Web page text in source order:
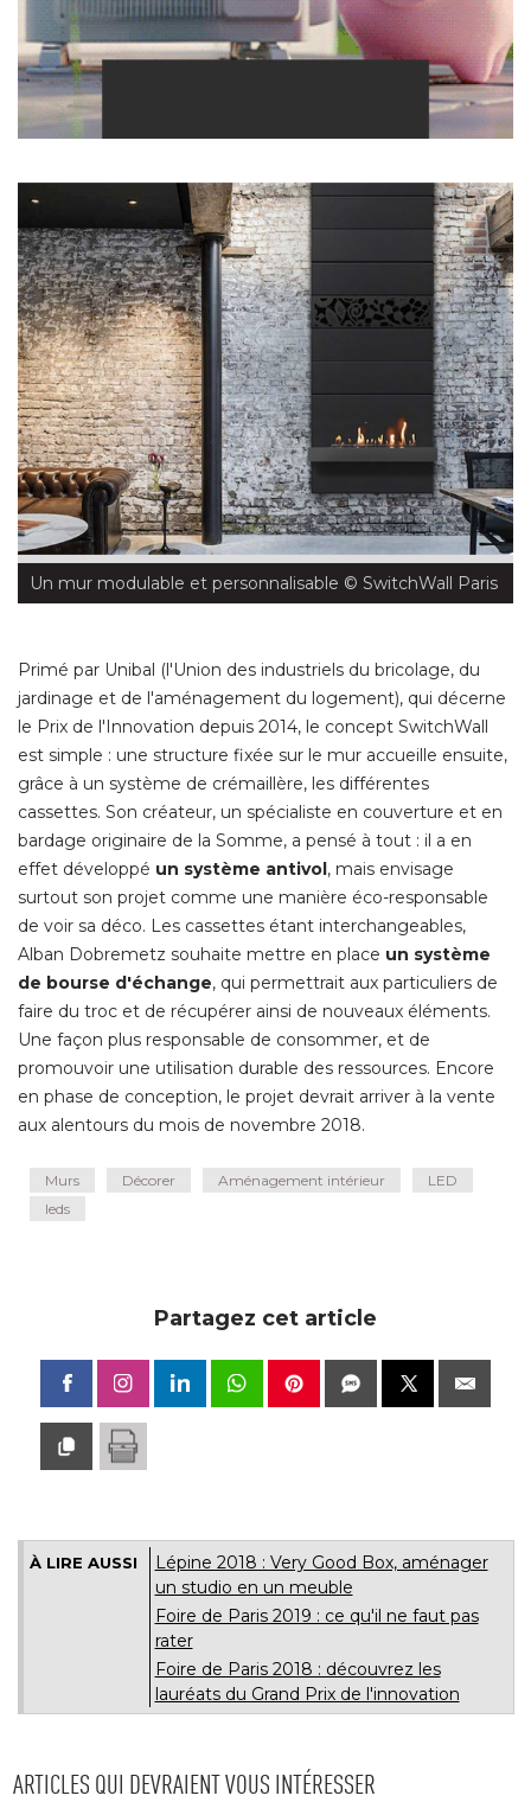
Un mur modulable et personnalisable © SwitchWall Paris
Primé par Unibal (l'Union des industriels du bricolage, du
jardinage et de l'aménagement du logement), qui décerne
le Prix de l'Innovation depuis 2014, le concept SwitchWall
est simple : une structure fixée sur le mur accueille ensuite,
grâce à un système de crémaillère, les différentes
cassettes. Son créateur, un spécialiste en couverture et en
bardage originaire de la Somme, a pensé à tout : il a en
effet développé un système antivol, mais envisage
surtout son projet comme une manière éco-responsable
de voir sa déco. Les cassettes étant interchangeables,
Alban Dobremetz souhaite mettre en place un système
de bourse d'échange, qui permettrait aux particuliers de
faire du troc et de récupérer ainsi de nouveaux éléments.
Une façon plus responsable de consommer, et de
promouvoir une utilisation durable des ressources. Encore
en phase de conception, le projet devrait arriver à la vente
aux alentours du mois de novembre 2018.
Murs Décorer Aménagement intérieur
LED
leds
Partagez cet article
À LIRE AUSSI
Lépine 2018 : Very Good Box, aménager
un studio en un meuble
Foire de Paris 2019 : ce qu'il ne faut pas
rater
Foire de Paris 2018 : découvrez les
lauréats du Grand Prix de l'innovation
ARTICLES QUI DEVRAIENT VOUS INTÉRESSER